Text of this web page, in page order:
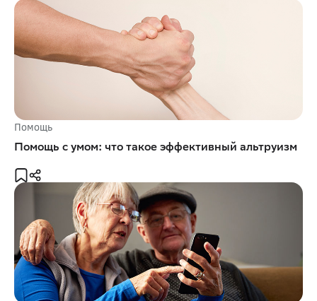
Помощь
Помощь с умом: что такое эффективный альтруизм